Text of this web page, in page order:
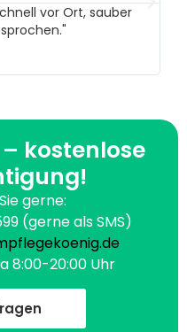
vor Ort, sauber
kostenlose
gerne:
(gerne als SMS)
8:00-20:00 Uhr